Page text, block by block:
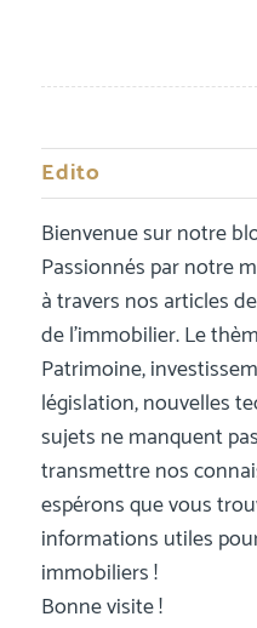
Edito
Bienvenue sur notre
Passionnés par notre
à travers nos articles
de l’immobilier. Le
Patrimoine,
législation, nouvelles
sujets ne manquent
transmettre nos
espérons que vous
informations utiles
immobiliers !
Bonne visite !